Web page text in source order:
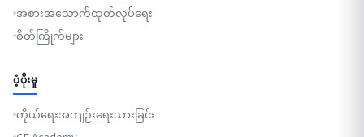
အစားအသောက်ထုတ်လုပ်ရေး
စိတ်ကြိုက်များ
ပံ့ပိုးမှု
ကိုယ်ရေးအကျဉ်းရေးသားခြင်း